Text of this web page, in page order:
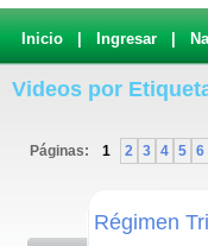
Inicio Ingresar
Videos por
Páginas: 1 2 3 4 5 6
Régimen